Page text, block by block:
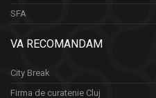
SFA
VA RECOMANDAM
City Break
Firma de curatenie Cluj